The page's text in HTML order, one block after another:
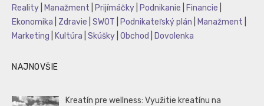
Reality
Manažment Prijímáčky Podnikanie Financie
Ekonomika
Zdravie SWOT Podnikateľský plán Manažment
Marketing
Kultúra Skúšky Obchod Dovolenka
NAJNOVŠIE
Kreatín pre wellness: Využitie kreatínu na